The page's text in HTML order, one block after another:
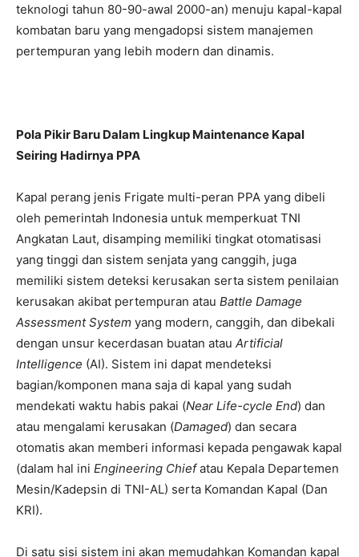
teknologi tahun 80-90-awal 2000-an) menuju kapal-kapal
kombatan baru yang mengadopsi sistem manajemen
pertempuran yang lebih modern dan dinamis.
Pola Pikir Baru Dalam Lingkup Maintenance Kapal
Seiring Hadirnya PPA
Kapal perang jenis Frigate multi-peran PPA yang dibeli
oleh pemerintah Indonesia untuk memperkuat TNI
Angkatan Laut, disamping memiliki tingkat otomatisasi
yang tinggi dan sistem senjata yang canggih, juga
memiliki sistem deteksi kerusakan serta sistem penilaian
kerusakan akibat pertempuran atau Battle Damage
Assessment System yang modern, canggih, dan dibekali
dengan unsur kecerdasan buatan atau Artificial
Intelligence (AI). Sistem ini dapat mendeteksi
bagian/komponen mana saja di kapal yang sudah
mendekati waktu habis pakai (Near Life-cycle End) dan
atau mengalami kerusakan (Damaged) dan secara
otomatis akan memberi informasi kepada pengawak kapal
(dalam hal ini Engineering Chiefatau Kepala Departemen
Mesin/Kadepsin di TNI-AL) serta Komandan Kapal (Dan
KRI).
Di satu sisi sistem ini akan memudahkan Komandan kapal